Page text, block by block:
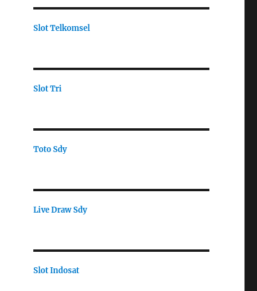
Slot Telkomsel
Slot Tri
Toto Sdy
Live Draw Sdy
Slot Indosat